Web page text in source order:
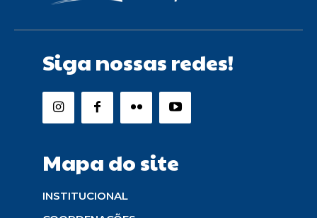
Siga nossas redes!
Mapa do site
INSTITUCIONAL